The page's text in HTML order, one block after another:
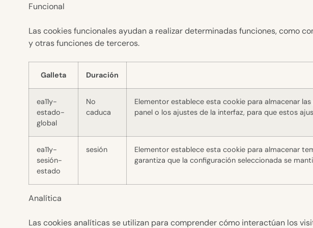
Funcional
Las cookies funcionales ayudan a realizar determinadas funciones, como
y otras funciones de terceros.
Galleta Duración
ea11y-
estado-
global
No
caduca
Elementor establece esta cookie para almacenar
panel o los ajustes de la interfaz, para que estos
ea11y-
sesión-
estado
sesión
Elementor establece esta cookie para almacenar
garantiza que la configuración seleccionada se
Analítica
Las cookies analíticas se utilizan para comprender cómo interactúan los